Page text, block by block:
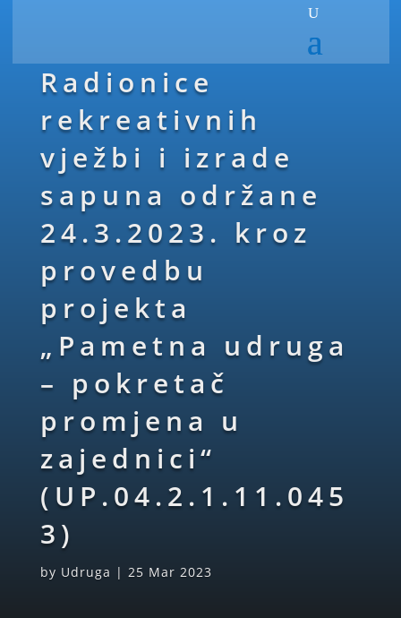
Radionice
rekreativnih
vježbi i izrade
sapuna održane
24.3.2023. kroz
provedbu
projekta
„Pametna udruga
– pokretač
promjena u
zajednici“
(UP.04.2.1.11.045
3)
by Udruga | 25 Mar 2023